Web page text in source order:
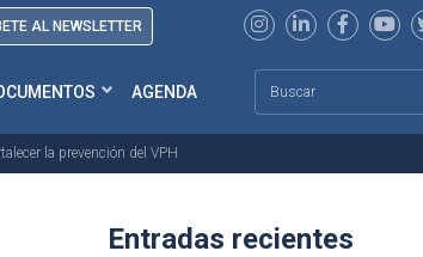
AL NEWSLETTER
AGENDA
la prevención del VPH
Entradas recientes